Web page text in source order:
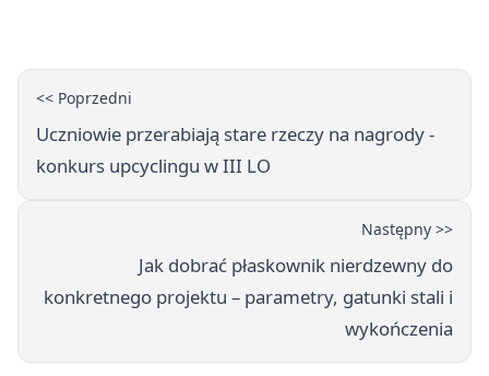
<< Poprzedni
Uczniowie przerabiają stare rzeczy na nagrody -
konkurs upcyclingu w III LO
Następny >>
Jak dobrać płaskownik nierdzewny do
konkretnego projektu – parametry, gatunki stali i
wykończenia